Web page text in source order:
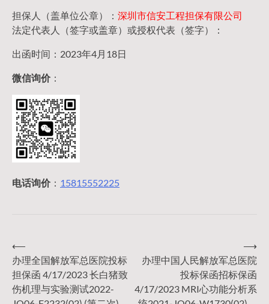
担保人（盖单位公章）： 深圳市信安工程担保有限公司
法定代表人（签字或盖章）或授权代表（签字）：
出函时间：2023年4月18日
微信询价：
电话询价： 15815552225
文
章
⟵
办理全国解放军总医院投标
担保函 4/17/2023 长白猪致
伤机理与实验测试2022-
办理中国人民解放军总医院
投标保函招标保函
4/17/2023 MRI心功能分析系
⟶